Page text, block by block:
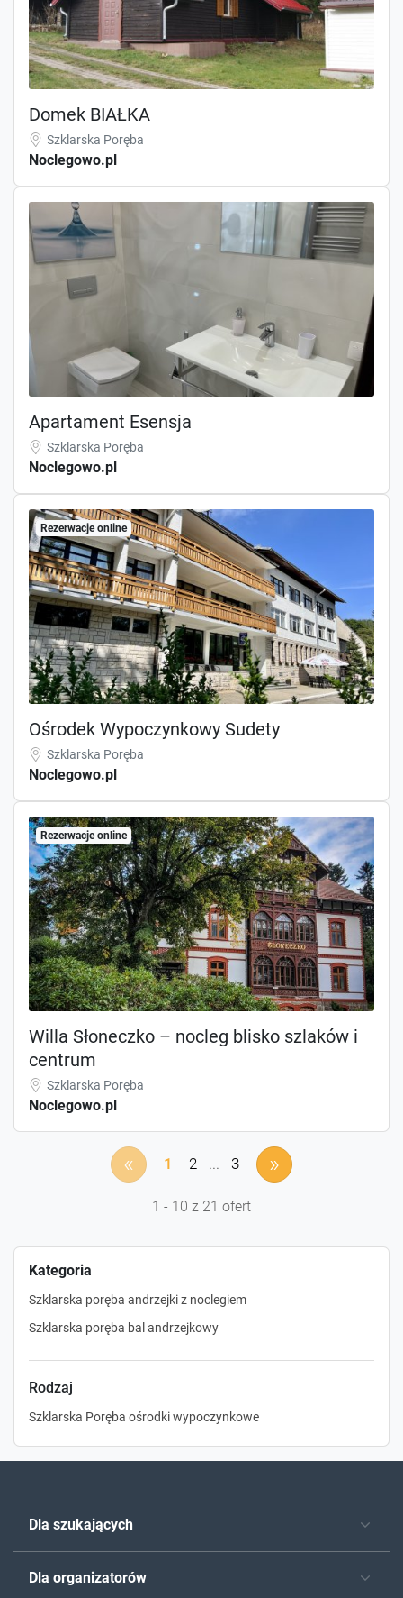
Kategoria
Szklarska poręba andrzejki z noclegiem
Szklarska poręba bal andrzejkowy
Rodzaj
Szklarska Poręba ośrodki wypoczynkowe
Domek BIAŁKA
Szklarska Poręba
Noclegowo.pl
Apartament Esensja
Szklarska Poręba
Noclegowo.pl
Rezerwacje online
Ośrodek Wypoczynkowy Sudety
Szklarska Poręba
Noclegowo.pl
Rezerwacje online
Willa Słoneczko – nocleg blisko szlaków i
centrum
Szklarska Poręba
Noclegowo.pl
« 1 2 ... 3 »
1 - 10 z 21 ofert
Dla szukających
Dla organizatorów